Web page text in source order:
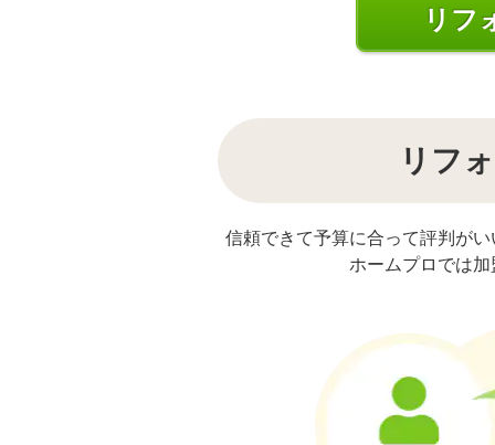
リフ
リフ
信頼できて予算に合って評判が
ホームプロでは